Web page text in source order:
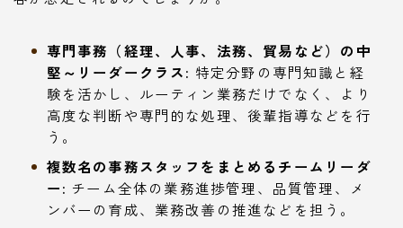
専門事務（経理、人事、法務、貿易など）の中
堅～リーダークラス: 特定分野の専門知識と経
験を活かし、ルーティン業務だけでなく、より
高度な判断や専門的な処理、後輩指導などを行
う。
複数名の事務スタッフをまとめるチームリーダ
ー: チーム全体の業務進捗管理、品質管理、メ
ンバーの育成、業務改善の推進などを担う。